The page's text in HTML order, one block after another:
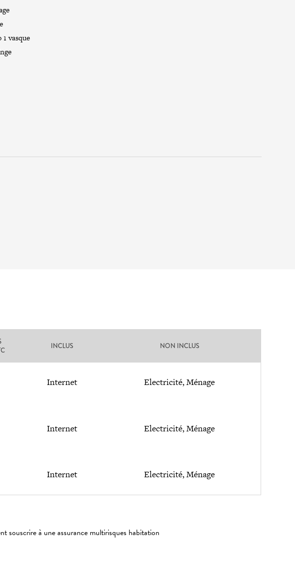
1 vasque
INCLUS NON INCLUS
Internet Electricité, Ménage
Internet Electricité, Ménage
Internet Electricité, Ménage
souscrire à une assurance multirisques habitation